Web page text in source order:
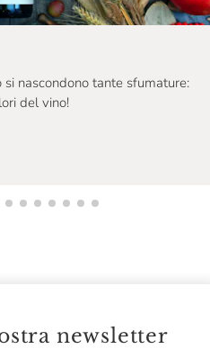
nascondono tante sfumature:
del vino!
newsletter